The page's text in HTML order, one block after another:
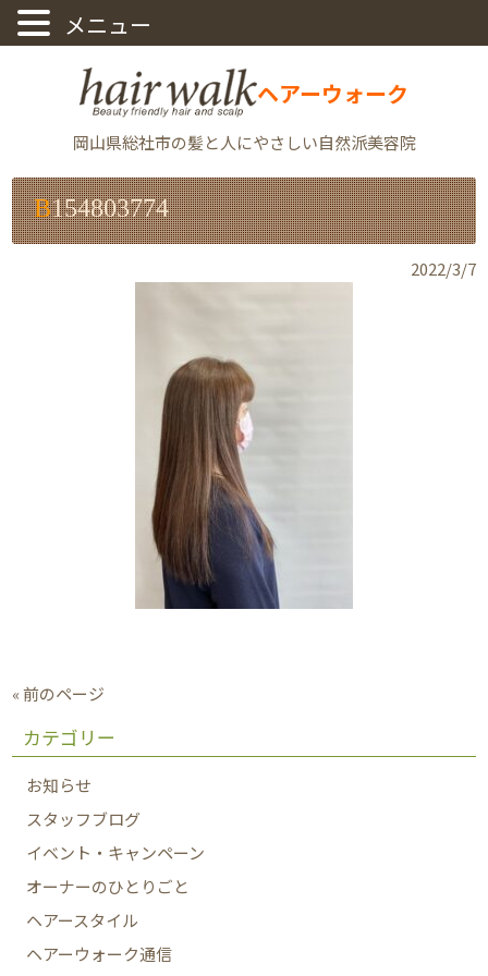
ヘアーウォーク
岡山県総社市の髪と人にやさしい自然派美容院
B154803774
2022/3/7
« 前のページ
カテゴリー
お知らせ
スタッフブログ
イベント・キャンペーン
オーナーのひとりごと
ヘアースタイル
ヘアーウォーク通信